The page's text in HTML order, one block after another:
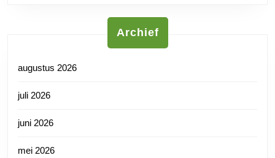
Archief
augustus 2026
juli 2026
juni 2026
mei 2026